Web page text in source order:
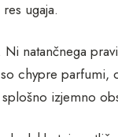
ugaja.
natančnega
chypre parfumi,
izjemno